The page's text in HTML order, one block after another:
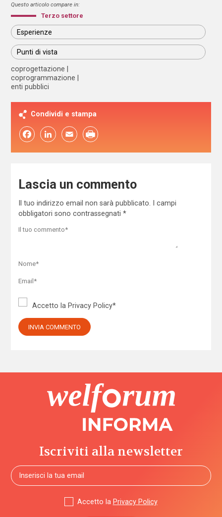
Questo articolo compare in:
Terzo settore
Esperienze
Punti di vista
coprogettazione
coprogrammazione
enti pubblici
Condividi e stampa
FacebookLinkedIn Email
Lascia un commento
Il tuo indirizzo email non sarà pubblicato.
I campi
obbligatori sono contrassegnati *
Accetto laPrivacy Policy*
Iscriviti alla newsletter
Accetto la Privacy Policy